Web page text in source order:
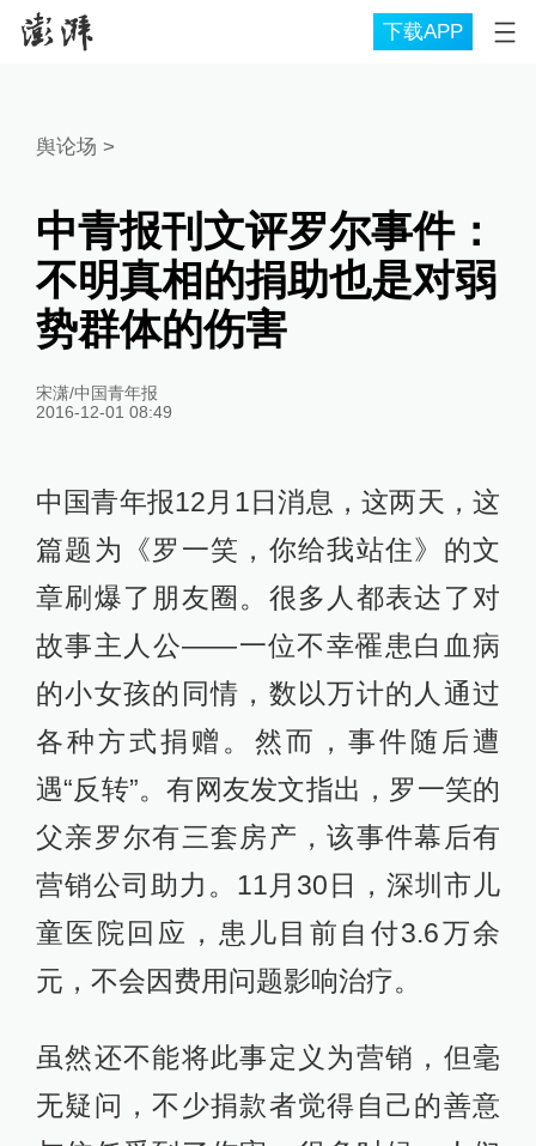
下载APP
舆论场 >
中青报刊文评罗尔事件：
不明真相的捐助也是对弱
势群体的伤害
宋潇/中国青年报
2016-12-01 08:49
中国青年报12月1日消息，这两天，这
篇题为《罗一笑，你给我站住》的文
章刷爆了朋友圈。很多人都表达了对
故事主人公——一位不幸罹患白血病
的小女孩的同情，数以万计的人通过
各种方式捐赠。然而，事件随后遭
遇“反转”。有网友发文指出，罗一笑的
父亲罗尔有三套房产，该事件幕后有
营销公司助力。11月30日，深圳市儿
童医院回应，患儿目前自付3.6万余
元，不会因费用问题影响治疗。
虽然还不能将此事定义为营销，但毫
无疑问，不少捐款者觉得自己的善意